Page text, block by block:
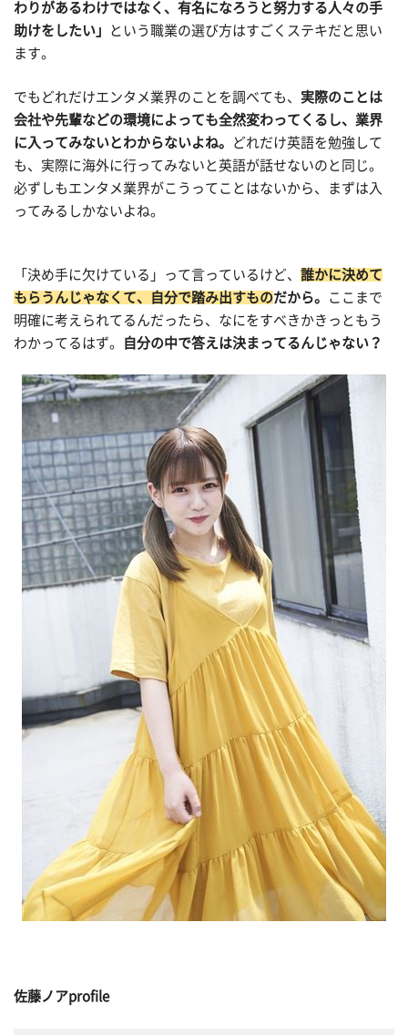
わりがあるわけではなく、有名になろうと努力する人々の手
助けをしたい」
という職業の選び方はすごくステキだと思い
ます。
でもどれだけエンタメ業界のことを調べても、 実際のことは
会社や先輩などの環境によっても全然変わってくるし、 業界
に入ってみないとわからないよね。
どれだけ英語を勉強して
も、実際に海外に行ってみないと英語が話せないのと同じ。
必ずしもエンタメ業界がこうってことはないから、まずは入
ってみるしかないよね。
「決め手に欠けている」って言っているけど、 誰かに決めて
もらうんじゃなくて、
自分で踏み出すものだから。
ここまで
明確に考えられてるんだったら、なにをすべきかきっともう
わかってるはず。
自分の中で答えは決まってるんじゃない？
佐藤ノアprofile